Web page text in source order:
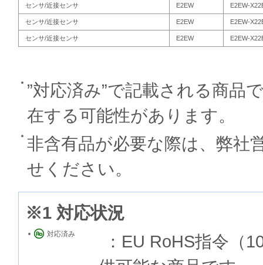
センサ/近接センサ E2EW E2EW-
センサ/近接センサ E2EW E2EW-
センサ/近接センサ E2EW E2EW-
”対応済み”で記載される商品
在する可能性があります。
非含有品が必要な際は、弊社
せください。
※1 対応状況
対応済み
：EU RoHS指令（